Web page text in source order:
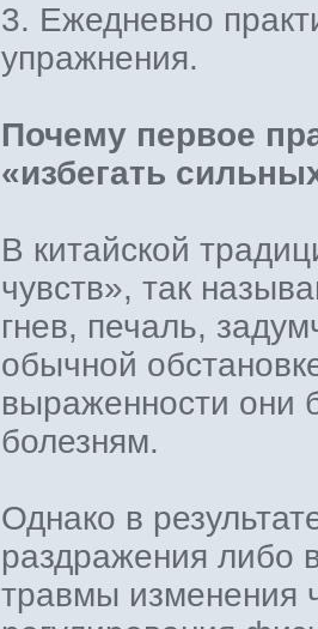
3. Ежедневно
упражнения.
Почему первое
«избегать
В китайской
чувств», так
гнев, печаль,
обычной
выраженности они
болезням.
Однако в
раздражения либо
травмы изменения